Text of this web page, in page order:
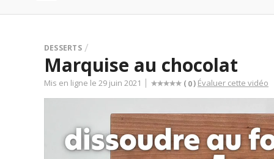
DESSERTS
Marquise au chocolat
Mis en ligne le 29 juin 2021 ( 0) Évaluer cette vidéo